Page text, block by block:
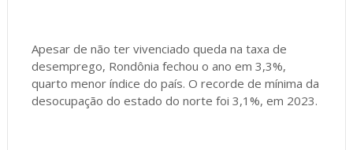
Apesar de não ter vivenciado queda na taxa de
desemprego, Rondônia fechou o ano em 3,3%,
quarto menor índice do país. O recorde de mínima da
desocupação do estado do norte foi 3,1%, em 2023.